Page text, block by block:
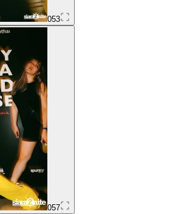
053
057